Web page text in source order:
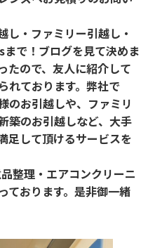
し・ファミリー引越し・
で！ブログを見て決めま
たので、友人に紹介して
れております。弊社で
のお引越しや、ファミリ
築のお引越しなど、大手
足して頂けるサービスを
整理・エアコンクリーニ
ております。是非御一緒